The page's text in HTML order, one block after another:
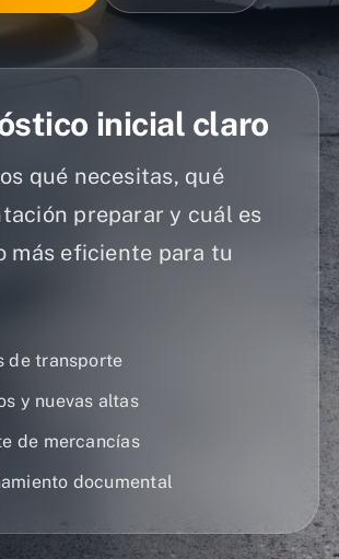
inicial claro
qué necesitas, qué
preparar y cuál es
más eficiente para tu
de transporte
y nuevas altas
de mercancías
documental